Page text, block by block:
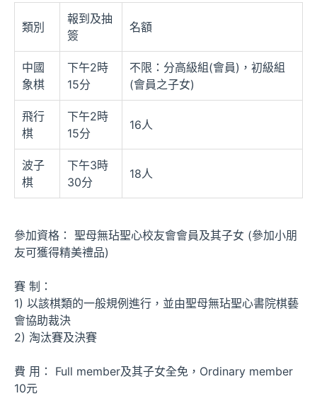
類別
報到及抽
簽
名額
中國
象棋
下午2時
15分
不限：分高級組(會員)，初級組
(會員之子女)
飛行
棋
下午2時
15分
16人
波子
棋
下午3時
30分
18人
參加資格： 聖母無玷聖心校友會會員及其子女 (參加小朋
友可獲得精美禮品)
賽 制：
1) 以該棋類的一般規例進行，並由聖母無玷聖心書院棋藝
會協助裁決
2) 淘汰賽及決賽
費 用： Full member及其子女全免，Ordinary member
10元